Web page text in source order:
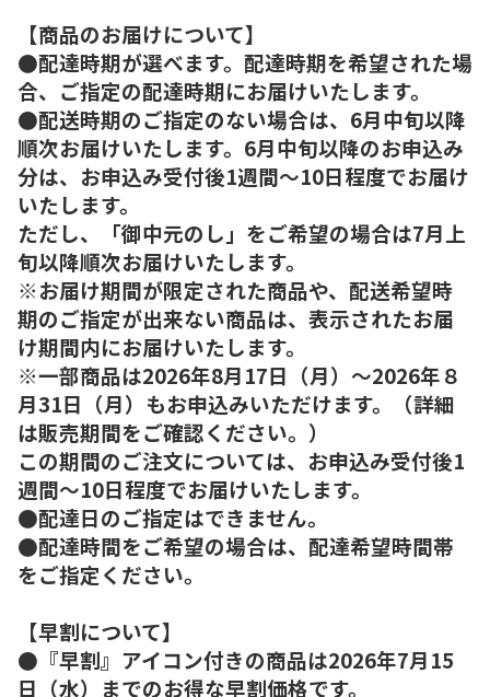
【商品のお届けについて】
●配達時期が選べます。配達時期を希望された場
合、ご指定の配達時期にお届けいたします。
●配送時期のご指定のない場合は、6月中旬以降
順次お届けいたします。6月中旬以降のお申込み
分は、お申込み受付後1週間～10日程度でお届け
いたします。
ただし、「御中元のし」をご希望の場合は7月上
旬以降順次お届けいたします。
※お届け期間が限定された商品や、配送希望時
期のご指定が出来ない商品は、表示されたお届
け期間内にお届けいたします。
※一部商品は2026年8月17日（月）～2026年８
月31日（月）もお申込みいただけます。（詳細
は販売期間をご確認ください。）
この期間のご注文については、お申込み受付後1
週間～10日程度でお届けいたします。
●配達日のご指定はできません。
●配達時間をご希望の場合は、配達希望時間帯
をご指定ください。
【早割について】
●『早割』アイコン付きの商品は2026年7月15
日（水）までのお得な早割価格です。